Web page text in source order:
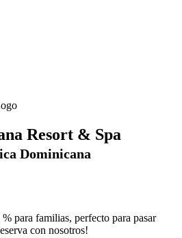
Resort & Spa
Dominicana
para familias, perfecto para pasar
con nosotros!